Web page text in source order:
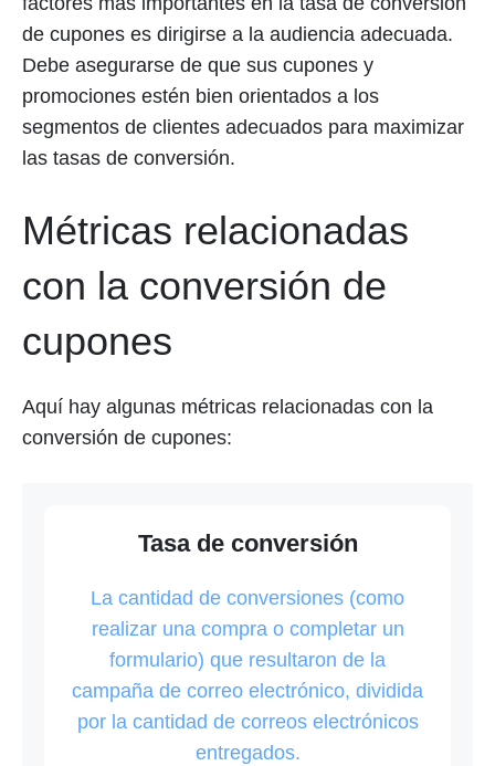
de cupones es dirigirse a la audiencia adecuada.
Debe asegurarse de que sus cupones y
promociones estén bien orientados a los
segmentos de clientes adecuados para maximizar
las tasas de conversión.
Métricas relacionadas
con la conversión de
cupones
Aquí hay algunas métricas relacionadas con la
conversión de cupones:
Tasa de conversión
La cantidad de conversiones (como
realizar una compra o completar un
formulario) que resultaron de la
campaña de correo electrónico, dividida
por la cantidad de correos electrónicos
entregados.